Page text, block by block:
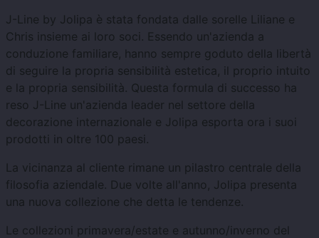
J-Line by Jolipa è stata fondata dalle sorelle Liliane e
Chris insieme ai loro soci. Essendo un'azienda a
conduzione familiare, hanno sempre goduto della libertà
di seguire la propria sensibilità estetica, il proprio intuito
e la propria sensibilità. Questa formula di successo ha
reso J-Line un'azienda leader nel settore della
decorazione internazionale e Jolipa esporta ora i suoi
prodotti in oltre 100 paesi.
La vicinanza al cliente rimane un pilastro centrale della
filosofia aziendale. Due volte all'anno, Jolipa presenta
una nuova collezione che detta le tendenze.
Le collezioni primavera/estate e autunno/inverno del